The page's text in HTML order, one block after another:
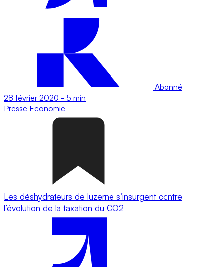
Abonné
28 février 2020 - 5 min
Presse Economie
Les déshydrateurs de luzerne s’insurgent contre
l’évolution de la taxation du CO2